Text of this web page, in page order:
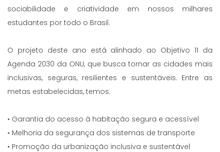
sociabilidade e criatividade em nossos milhares
estudantes por todo o Brasil.
O projeto deste ano está alinhado ao Objetivo 11 da
Agenda 2030 da ONU, que busca tornar as cidades mais
inclusivas, seguras, resilientes e sustentáveis. Entre as
metas estabelecidas, temos:
• Garantia do acesso à habitação segura e acessível
• Melhoria da segurança dos sistemas de transporte
• Promoção da urbanização inclusiva e sustentável